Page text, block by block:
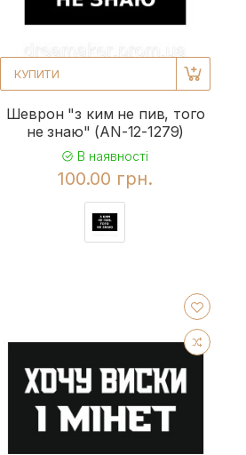
КУПИТИ
Шеврон "з ким не пив, того
не знаю" (AN-12-1279)
В наявності
100.00 грн.